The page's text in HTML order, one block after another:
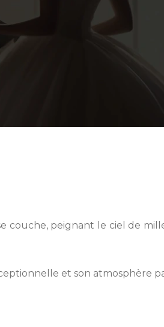
peignant le ciel de
et son